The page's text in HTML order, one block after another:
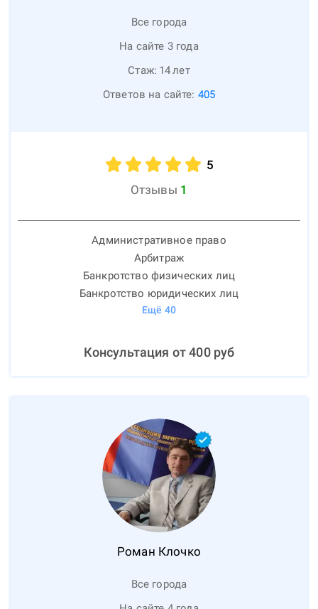
Все города
На сайте 3 года
Стаж: 14лет
Ответов на сайте: 405
5
Отзывы 1
Административное право
Арбитраж
Банкротство физических лиц
Банкротство юридических лиц
Ещё 40
Консультация от400руб
Роман Клочко
Все города